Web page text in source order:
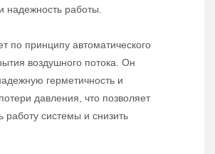
надежность работы.
по принципу автоматического
воздушного потока. Он
герметичность и
давления, что позволяет
работу системы и снизить